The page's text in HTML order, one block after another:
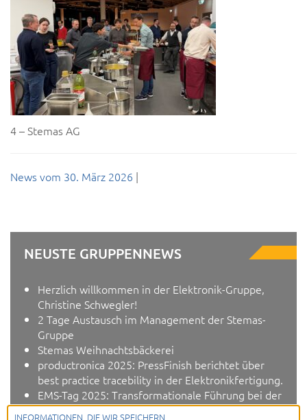
4 – Stemas AG
News vom 30. März 2026 |
NEUSTE GRUPPENNEWS
Herzlich willkommen in der Elektronik-Gruppe,
Christine Schwegler!
2 Tage Austausch im Management der Stemas-
Gruppe
Stemas Weihnachtsbäckerei
productronica 2025: PressFinish berichtet über
best practice tracebility in der Elektronikfertigung.
EMS-Tag 2025: Transformationale Führung bei der
EPS
INFORMATIONEN, DIE WIR SPEICHERN